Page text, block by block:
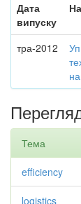
Дата
випуску
тра-2012
Тема
efficiency
logistics